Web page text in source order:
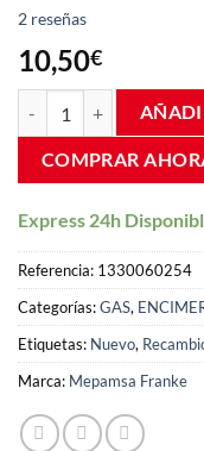
Valorado
con5.00de
5 en base a
2
valoraciones
de clientes
2 reseñas
10,50€
Aro difusor mediano
COMPRAR
Express 24h
Referencia: 1330060254
Categorías:GAS,
Etiquetas: Nuevo,
Marca: Mepamsa Franke